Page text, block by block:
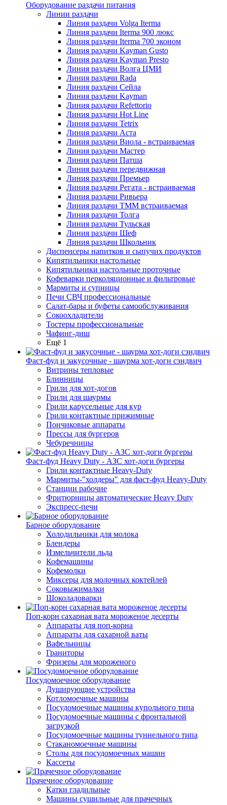
Оборудование раздачи питания
Линии раздачи
Линия раздачи Volga Iterma
Линия раздачи Iterma 900 люкс
Линия раздачи Iterma 700 эконом
Линия раздачи Kayman Gusto
Линия раздачи Kayman Presto
Линия раздачи Волга ЦМИ
Линия раздачи Rada
Линия раздачи Сейла
Линия раздачи Kayman
Линия раздачи Refettorio
Линия раздачи Hot Line
Линия раздачи Tetrix
Линия раздачи Аста
Линия раздачи Виола - встраиваемая
Линия раздачи Мастер
Линия раздачи Патша
Линия раздачи передвижная
Линия раздачи Премьер
Линия раздачи Регата - встраиваемая
Линия раздачи Ривьера
Линия раздачи ТММ встраиваемая
Линия раздачи Толга
Линия раздачи Тульская
Линия раздачи Шеф
Линия раздачи Школьник
Диспенсеры напитков и сыпучих продуктов
Кипятильники настольные
Кипятильники настольные проточные
Кофеварки перколяционные и фильтровые
Мармиты и супницы
Печи СВЧ профессиональные
Салат-бары и буфеты самообслуживания
Сокоохладители
Тостеры профессиональные
Чафинг-диш
Ещё 1
Фаст-фуд и закусочные - шаурма хот-доги сэндвич
Витрины тепловые
Блинницы
Грили для хот-догов
Грили для шаурмы
Грили карусельные для кур
Грили контактные прижимные
Пончиковые аппараты
Прессы для бургеров
Чебуречницы
Фаст-фуд Heavy Duty - АЗС хот-доги бургеры
Грили контактные Heavy-Duty
Мармиты-"холдеры" для фаст-фуд Heavy-Duty
Станции рабочие
Фритюрницы автоматические Heavy Duty
Экспресс-печи
Барное оборудование
Холодильники для молока
Блендеры
Измельчители льда
Кофемашины
Кофемолки
Миксеры для молочных коктейлей
Соковыжималки
Шоколадоварки
Поп-корн сахарная вата мороженое десерты
Аппараты для поп-корна
Аппараты для сахарной ваты
Вафельницы
Граниторы
Фризеры для мороженого
Посудомоечное оборудование
Душирующие устройства
Котломоечные машины
Посудомоечные машины купольного типа
Посудомоечные машины с фронтальной
загрузкой
Посудомоечные машины туннельного типа
Стаканомоечные машины
Столы для посудомоечных машин
Кассеты
Прачечное оборудование
Катки гладильные
Машины сушильные для прачечных